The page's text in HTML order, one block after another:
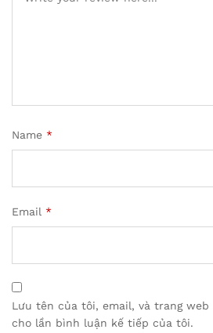
Name *
Email *
Lưu tên của tôi, email, và trang
cho lần bình luận kế tiếp của tôi.